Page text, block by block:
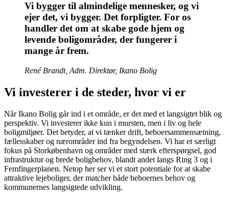
Vi bygger til almindelige mennesker, og vi
ejer det, vi bygger. Det forpligter. For os
handler det om at skabe gode hjem og
levende boligområder, der fungerer i
mange år frem.
René Brandt, Adm. Direktør, Ikano Bolig
Vi investerer i de steder, hvor vi er
Når Ikano Bolig går ind i et område, er det med et langsigtet blik og
perspektiv. Vi investerer ikke kun i mursten, men i liv og hele
boligmiljøer. Det betyder, at vi tænker drift, beboersammensætning,
fællesskaber og nærområder ind fra begyndelsen. Vi har et særligt
fokus på Storkøbenhavn og områder med stærk efterspørgsel, god
infrastruktur og brede boligbehov, blandt andet langs Ring 3 og i
Femfingerplanen. Netop her ser vi et stort potentiale for at skabe
attraktive lejeboliger, der matcher både beboernes behov og
kommunernes langsigtede udvikling.